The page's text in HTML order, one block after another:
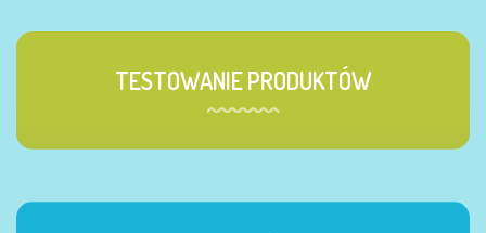
TESTOWANIE PRODUKTÓW